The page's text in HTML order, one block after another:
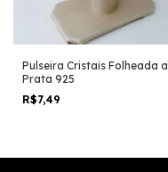
Pulseira Cristais Folheada a
Prata 925
R$7,49